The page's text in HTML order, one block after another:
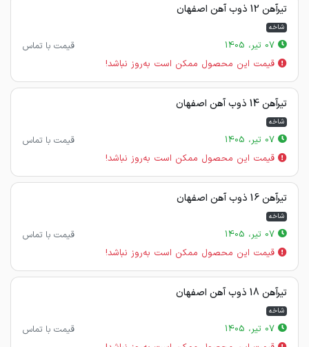
تیرآهن 12 ذوب آهن اصفهان
شاخه
قیمت با تماس
قیمت این محصول ممکن است به‌روز نباشد!
تیرآهن 14 ذوب آهن اصفهان
شاخه
قیمت با تماس
قیمت این محصول ممکن است به‌روز نباشد!
تیرآهن 16 ذوب آهن اصفهان
شاخه
قیمت با تماس
قیمت این محصول ممکن است به‌روز نباشد!
تیرآهن 18 ذوب آهن اصفهان
شاخه
قیمت با تماس